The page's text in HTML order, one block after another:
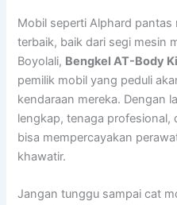
Mobil seperti Alphard
terbaik, baik dari segi mesin
Boyolali, Bengkel AT-Body
pemilik mobil yang peduli
kendaraan mereka. Dengan
lengkap, tenaga profesional,
bisa mempercayakan
khawatir.
Jangan tunggu sampai cat